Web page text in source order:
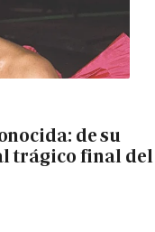
de su
trágico final del